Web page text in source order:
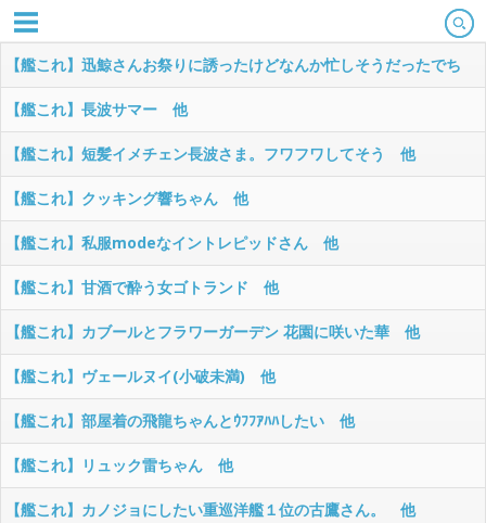
【艦これ】迅鯨さんお祭りに誘ったけどなんか忙しそうだったでち
他【艦これ】長波サマー 他
【艦これ】短髪イメチェン長波さま。フワフワしてそう 他
【艦これ】クッキング響ちゃん 他
【艦これ】私服modeなイントレピッドさん 他
【艦これ】甘酒で酔う女ゴトランド 他
【艦これ】カブールとフラワーガーデン 花園に咲いた華 他
【艦これ】ヴェールヌイ(小破未満) 他
【艦これ】部屋着の飛龍ちゃんとｳﾌﾌｱﾊﾊしたい 他
【艦これ】リュック雷ちゃん 他
【艦これ】カノジョにしたい重巡洋艦１位の古鷹さん。 他